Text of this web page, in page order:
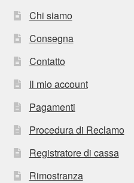
Chi siamo
Consegna
Contatto
Il mio account
Pagamenti
Procedura di Reclamo
Registratore di cassa
Rimostranza